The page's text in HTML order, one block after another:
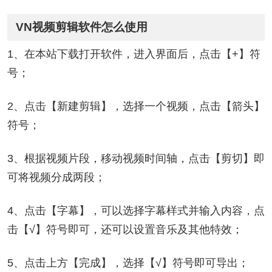
VN视频剪辑软件怎么使用
1、在本站下载打开软件，进入界面后，点击【+】符
号；
2、点击【新建剪辑】，选择一个视频，点击【箭头】
符号；
3、根据视频片段，移动视频时间轴，点击【剪切】即
可将视频分成两段；
4、点击【字幕】，可以选择字幕样式并输入内容，点
击【√】符号即可，还可以设置音乐及其他特效；
5、点击上方【完成】，选择【√】符号即可导出；